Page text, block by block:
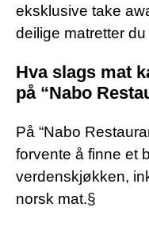
eksklusive take
deilige matretter
Hva slags mat
på “Nabo
På “Nabo
forvente å finne et
verdenskjøkken,
norsk mat.§